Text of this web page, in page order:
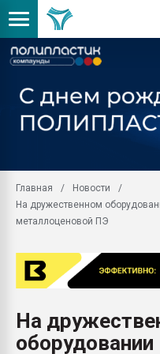
Главная
Новости
На дружественном
металлоценовой ПЭ
На
оборудовании